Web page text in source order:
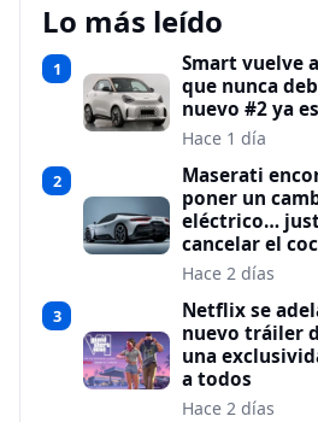
Lo más leído
1
Smart vuelve
que nunca
nuevo #2 ya
Hace 1 día
2
Maserati
poner un
eléctrico…
cancelar el
Hace 2 días
3
Netflix se
nuevo tráiler
una
a todos
Hace 2 días